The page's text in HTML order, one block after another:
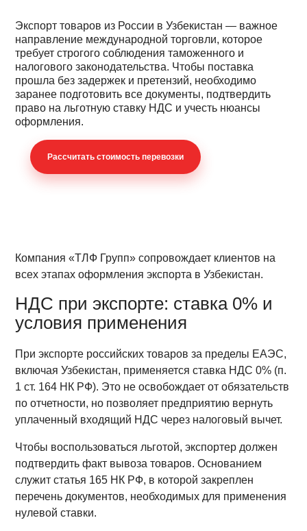
Экспорт товаров из России в Узбекистан — важное
направление международной торговли, которое
требует строгого соблюдения таможенного и
налогового законодательства. Чтобы поставка
прошла без задержек и претензий, необходимо
заранее подготовить все документы, подтвердить
право на льготную ставку НДС и учесть нюансы
оформления.
Раcсчитать стоимость перевозки
Компания «ТЛФ Групп» сопровождает клиентов на
всех этапах оформления экспорта в Узбекистан.
НДС при экспорте: ставка 0% и
условия применения
При экспорте российских товаров за пределы ЕАЭС,
включая Узбекистан, применяется ставка НДС 0% (п.
1 ст. 164 НК РФ). Это не освобождает от обязательств
по отчетности, но позволяет предприятию вернуть
уплаченный входящий НДС через налоговый вычет.
Чтобы воспользоваться льготой, экспортер должен
подтвердить факт вывоза товаров. Основанием
служит статья 165 НК РФ, в которой закреплен
перечень документов, необходимых для применения
нулевой ставки.